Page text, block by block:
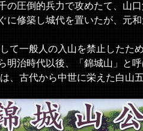
の圧倒的兵力で攻めたて、山
に修築し城代を置いたが、元
一般人の入山を禁止したた
明治時代以後、「錦城山」と
、古代から中世に栄えた白山